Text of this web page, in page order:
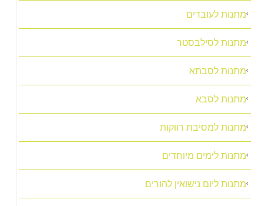
מתנות לעובדים
מתנות לסילבסטר
מתנות לסבתא
מתנות לסבא
מתנות למסיבת רווקות
מתנות לימים מיוחדים
מתנות ליום נישואין להורים